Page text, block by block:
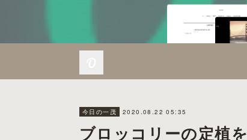
今日の一茂 2020.08.22 05:35
ブロッコリーの定植を